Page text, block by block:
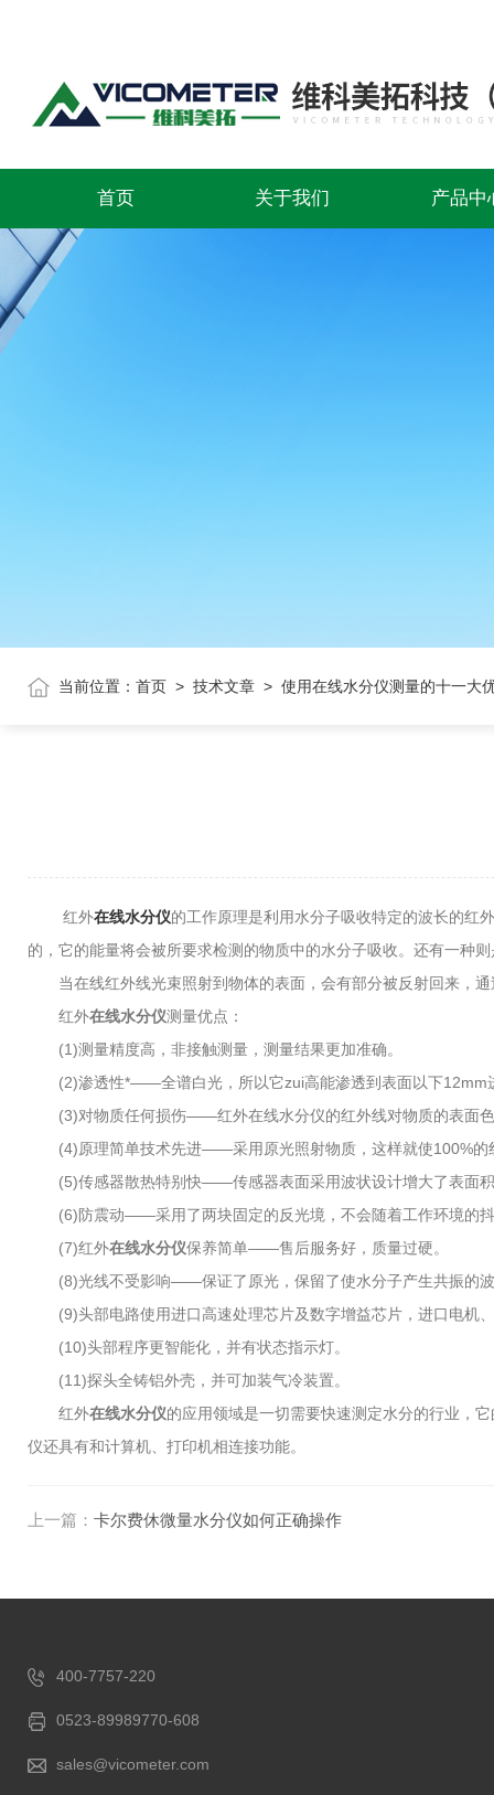
首页 关于我们 产品中
当前位置： 首页 > 技术文章 > 使用在线水分仪测量的十一大
红外在线水分仪的工作原理是利用水分子吸收特定的波长的红
的，它的能量将会被所要求检测的物质中的水分子吸收。还有一种
当在线红外线光束照射到物体的表面，会有部分被反射回来，通
红外在线水分仪测量优点：
(1)测量精度高，非接触测量，测量结果更加准确。
(2)渗透性*——全谱白光，所以它zui高能渗透到表面以下12mm
(3)对物质任何损伤——红外在线水分仪的红外线对物质的表面色
(4)原理简单技术先进——采用原光照射物质，这样就使100%的
(5)传感器散热特别快——传感器表面采用波状设计增大了表面积
(6)防震动——采用了两块固定的反光境，不会随着工作环境的抖
(7)红外在线水分仪保养简单——售后服务好，质量过硬。
(8)光线不受影响——保证了原光，保留了使水分子产生共振的波
(9)头部电路使用进口高速处理芯片及数字增益芯片，进口电机
(10)头部程序更智能化，并有状态指示灯。
(11)探头全铸铝外壳，并可加装气冷装置。
红外在线水分仪的应用领域是一切需要快速测定水分的行业，
仪还具有和计算机、打印机相连接功能。
上一篇： 卡尔费休微量水分仪如何正确操作
400-7757-220
0523-89989770-608
sales@vicometer.com